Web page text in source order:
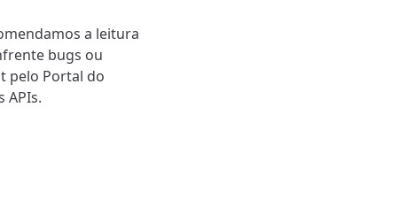
a leitura
bugs ou
pelo Portal do
APIs.